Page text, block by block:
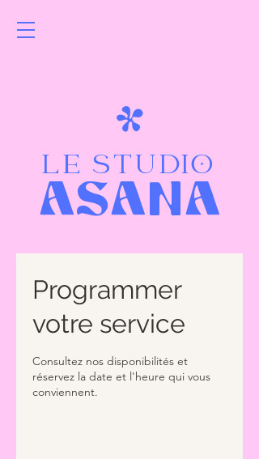
LE STUDIO
ASANA
Programmer
votre service
Consultez nos disponibilités et
réservez la date et l'heure qui vous
conviennent.